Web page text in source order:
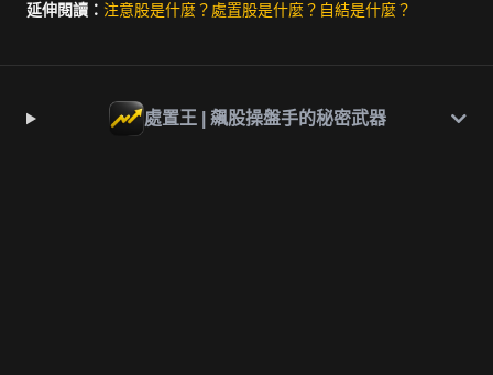
延伸閱讀： 注意股是什麼？ 處置股是什麼？ 自結是什麼？
處置王 | 飆股操盤手的秘密武器